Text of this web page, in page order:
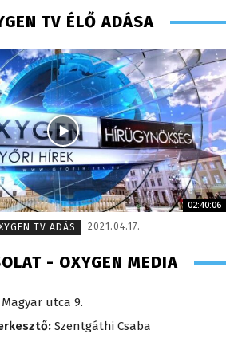
TV ÉLŐ ADÁSA
02:40:06
TV ADÁS
2021.04.17.
- OXYGEN MEDIA
Magyar utca 9.
Szentgáthi Csaba